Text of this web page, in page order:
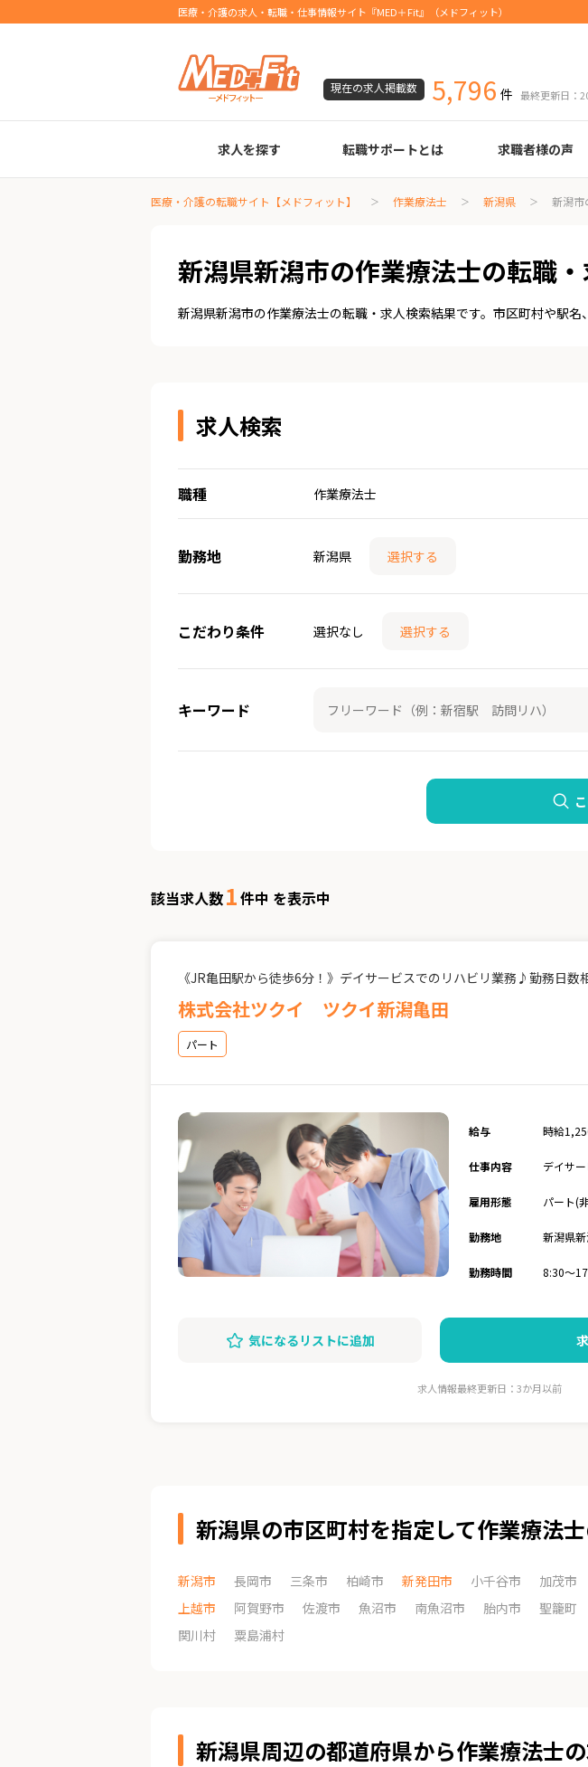
医療・介護の求人・転職・仕事情報サイト『MED＋Fit』（メドフィット）
現在の求人掲載数 5,796 件 最終更新日：
求人を探す
臨床検査技師
診療放射線技師
臨床工学技士
医療事務
調剤薬局事務
理学療法士
作業療法士
言語聴覚士
機能訓練指導員
視能訓練士
看護師
薬剤師
転職サポートとは 求職者様の声
臨床検査技師
診療放射線技師
臨床工学技士
医療事務
調剤薬局事務
理学療法士
作業療法士
言語聴覚士
機能訓練指導員
視能訓練士
看護師
薬剤師
医療・介護の転職サイト【メドフィット】 作業療法士 新潟県 新潟市
新潟県新潟市の作業療法士の転職
新潟県新潟市の作業療法士の転職・求人検索結果です。市区町村や駅
求人検索
職種 作業療法士
勤務地 新潟県 選択する
こだわり条件 選択なし 選択する
キーワード
該当求人数1件中 を表示中
《JR亀田駅から徒歩6分！》デイサービスでのリハビリ業務♪勤務日数
株式会社ツクイ ツクイ新潟亀田
パート
給与 時給
仕事内容 デイサ
雇用形態 パート(
勤務地 新潟県
勤務時間 8:30～
気になるリストに追加
求人情報最終更新日：3か月以前
新潟県の市区町村を指定して作業療法
新潟市 長岡市 三条市 柏崎市 新発田市 小千谷市 加茂市
上越市
阿賀野市 佐渡市 魚沼市 南魚沼市 胎内市 聖籠町
関川村
粟島浦村
新潟県周辺の都道府県から作業療法士